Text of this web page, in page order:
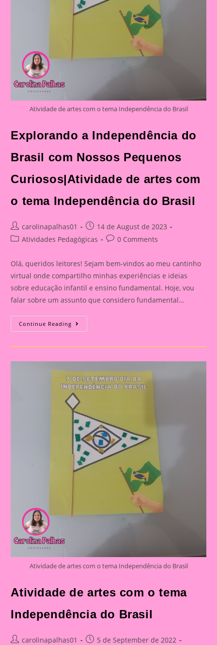
Atividade de artes com o tema Independência do Brasil
Explorando a Independência do
Brasil com Nossos Pequenos
Curiosos|Atividade de artes com
o tema Independência do Brasil
Post
author:
carolinapalhas01
Post
published:
14 de August de 2023
PostAtividades Pedagógicas
Post0 Comments
Olá, queridos leitores! Sejam bem-vindos ao meu cantinho
virtual onde compartilho minhas experiências e ideias
sobre educação infantil e ensino fundamental. Hoje, vou
falar sobre um assunto que considero fundamental…
Continue Reading Explorando
A
Do
Nossos
Pequenos
Curiosos|Atividade
De
Artes
Com
O
Tema
Independência
Do
Brasil
Atividade de artes com o tema Independência do Brasil
Atividade de artes com o tema
Independência do Brasil
Postcarolinapalhas01
Post5 de September de 2022